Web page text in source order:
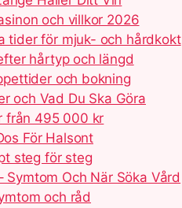
och villkor 2026
tider för mjuk- och hårdkokt
hårtyp och längd
och bokning
och Vad Du Ska Göra
från 495 000 kr
För Halsont
steg för steg
Och När Söka Vård
och råd